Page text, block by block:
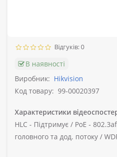
Відгуків: 0
В наявності
Виробник: Hikvision
Код товару: 99-00020397
Характеристики
HLC - Підтримує / PoE -
головного та дод. потоку /